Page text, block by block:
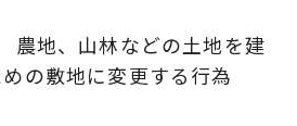
農地、山林などの土地を建
の敷地に変更する行為